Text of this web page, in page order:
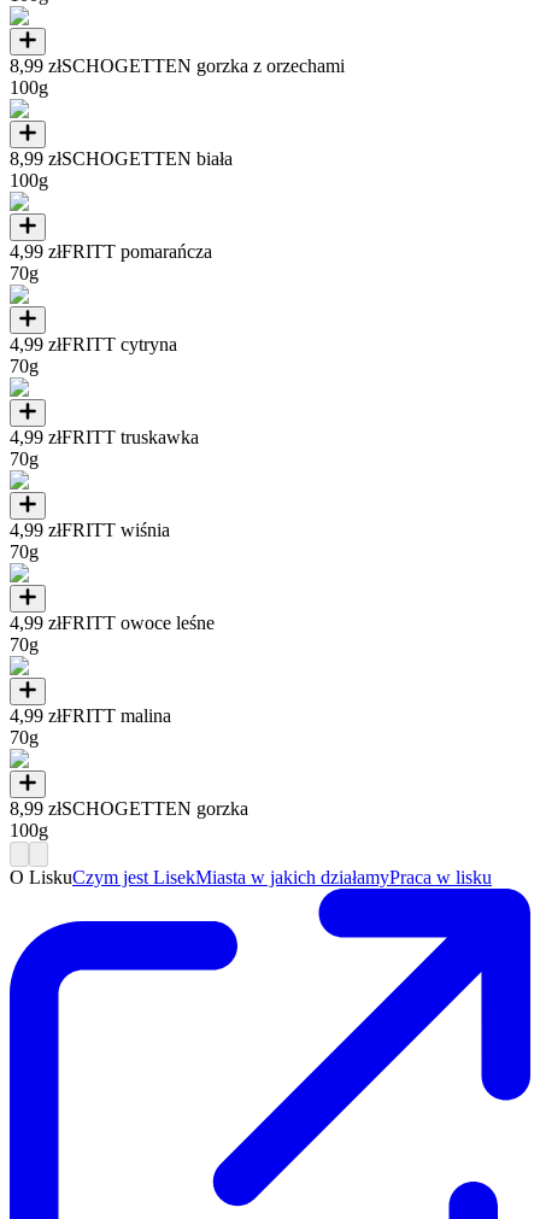
8,99 złSCHOGETTEN gorzka z orzechami
100g
8,99 złSCHOGETTEN biała
100g
4,99 złFRITT pomarańcza
70g
4,99 złFRITT cytryna
70g
4,99 złFRITT truskawka
70g
4,99 złFRITT wiśnia
70g
4,99 złFRITT owoce leśne
70g
4,99 złFRITT malina
70g
8,99 złSCHOGETTEN gorzka
100g
O LiskuCzym jest LisekMiasta w jakich działamyPraca w lisku